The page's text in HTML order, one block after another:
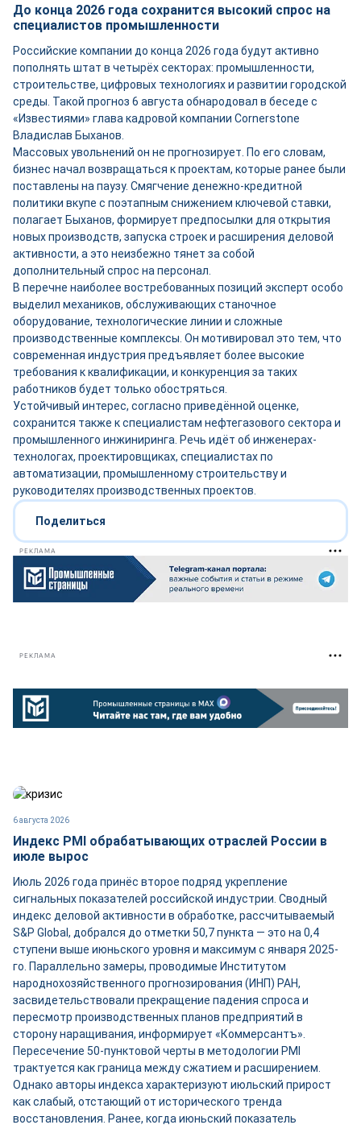
До конца 2026 года сохранится высокий спрос на
специалистов промышленности
Российские компании до конца 2026 года будут активно
пополнять штат в четырёх секторах: промышленности,
строительстве, цифровых технологиях и развитии городской
среды. Такой прогноз 6 августа обнародовал в беседе с
«Известиями» глава кадровой компании Cornerstone
Владислав Быханов.
Массовых увольнений он не прогнозирует. По его словам,
бизнес начал возвращаться к проектам, которые ранее были
поставлены на паузу. Смягчение денежно-кредитной
политики вкупе с поэтапным снижением ключевой ставки,
полагает Быханов, формирует предпосылки для открытия
новых производств, запуска строек и расширения деловой
активности, а это неизбежно тянет за собой
дополнительный спрос на персонал.
В перечне наиболее востребованных позиций эксперт особо
выделил механиков, обслуживающих станочное
оборудование, технологические линии и сложные
производственные комплексы. Он мотивировал это тем, что
современная индустрия предъявляет более высокие
требования к квалификации, и конкуренция за таких
работников будет только обостряться.
Устойчивый интерес, согласно приведённой оценке,
сохранится также к специалистам нефтегазового сектора и
промышленного инжиниринга. Речь идёт об инженерах-
технологах, проектировщиках, специалистах по
автоматизации, промышленному строительству и
руководителях производственных проектов.
Поделиться
РЕКЛАМА
РЕКЛАМА
6 августа 2026
Индекс PMI обрабатывающих отраслей России в
июле вырос
Июль 2026 года принёс второе подряд укрепление
сигнальных показателей российской индустрии. Сводный
индекс деловой активности в обработке, рассчитываемый
S&P Global, добрался до отметки 50,7 пункта — это на 0,4
ступени выше июньского уровня и максимум с января 2025-
го. Параллельно замеры, проводимые Институтом
народнохозяйственного прогнозирования (ИНП) РАН,
засвидетельствовали прекращение падения спроса и
пересмотр производственных планов предприятий в
сторону наращивания, информирует «Коммерсантъ».
Пересечение 50-пунктовой черты в методологии PMI
трактуется как граница между сжатием и расширением.
Однако авторы индекса характеризуют июльский прирост
как слабый, отстающий от исторического тренда
восстановления. Ранее, когда июньский показатель